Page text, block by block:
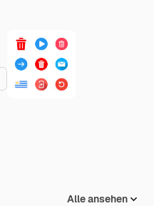
Alle ansehen